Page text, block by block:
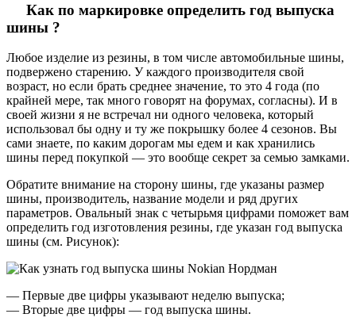
Как по маркировке определить год выпуска
шины ?
Любое изделие из резины, в том числе автомобильные шины,
подвержено старению. У каждого производителя свой
возраст, но если брать среднее значение, то это 4 года (по
крайней мере, так много говорят на форумах, согласны). И в
своей жизни я не встречал ни одного человека, который
использовал бы одну и ту же покрышку более 4 сезонов. Вы
сами знаете, по каким дорогам мы едем и как хранились
шины перед покупкой — это вообще секрет за семью замками.
Обратите внимание на сторону шины, где указаны размер
шины, производитель, название модели и ряд других
параметров. Овальный знак с четырьмя цифрами поможет вам
определить год изготовления резины, где указан год выпуска
шины (см. Рисунок):
— Первые две цифры указывают неделю выпуска;
— Вторые две цифры — год выпуска шины.